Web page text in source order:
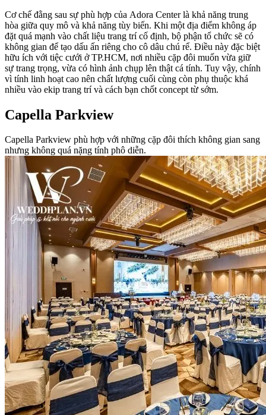
Cơ chế đằng sau sự phù hợp của Adora Center là khả năng trung
hòa giữa quy mô và khả năng tùy biến. Khi một địa điểm không áp
đặt quá mạnh vào chất liệu trang trí cố định, bộ phận tổ chức sẽ có
không gian để tạo dấu ấn riêng cho cô dâu chú rể. Điều này đặc biệt
hữu ích với tiệc cưới ở TP.HCM, nơi nhiều cặp đôi muốn vừa giữ
sự trang trọng, vừa có hình ảnh chụp lên thật cá tính. Tuy vậy, chính
vì tính linh hoạt cao nên chất lượng cuối cùng còn phụ thuộc khá
nhiều vào ekip trang trí và cách bạn chốt concept từ sớm.
Capella Parkview
Capella Parkview phù hợp với những cặp đôi thích không gian sang
nhưng không quá nặng tính phô diễn.